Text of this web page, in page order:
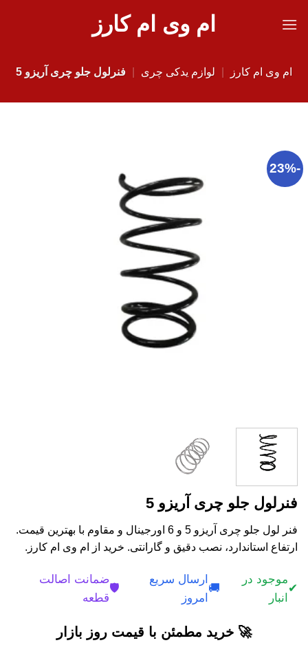
ام وی ام کارز
ام وی ام کارز لوازم یدکی چری فنرلول جلو چری آریزو 5
-23%
فنرلول جلو چری آریزو 5
فنر لول جلو چری آریزو 5 و 6 اورجینال و مقاوم با بهترین قیمت.
ارتفاع استاندارد، نصب دقیق و گارانتی. خرید از ام وی ام کارز.
✔
موجود در
انبار
🚚
ارسال سریع
امروز
🛡️
ضمانت اصالت
قطعه
🚀 خرید مطمئن با قیمت روز بازار